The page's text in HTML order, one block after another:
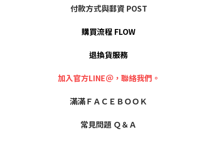
付款方式與郵資 POST
購買流程 FLOW
退換貨服務
加入官方LINE＠，聯絡我們。
滿滿ＦＡＣＥＢＯＯＫ
常見問題 Ｑ＆Ａ